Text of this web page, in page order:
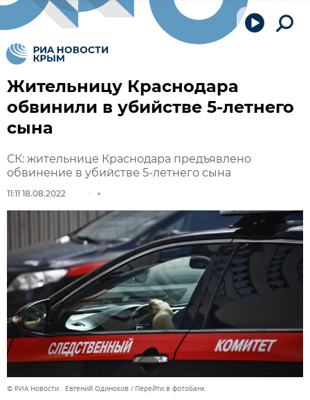
Жительницу Краснодара
обвинили в убийстве 5-летнего
сына
СК: жительнице Краснодара предъявлено
обвинение в убийстве 5-летнего сына
11:11 18.08.2022
© РИА Новости . Евгений Одиноков Перейти в фотобанк